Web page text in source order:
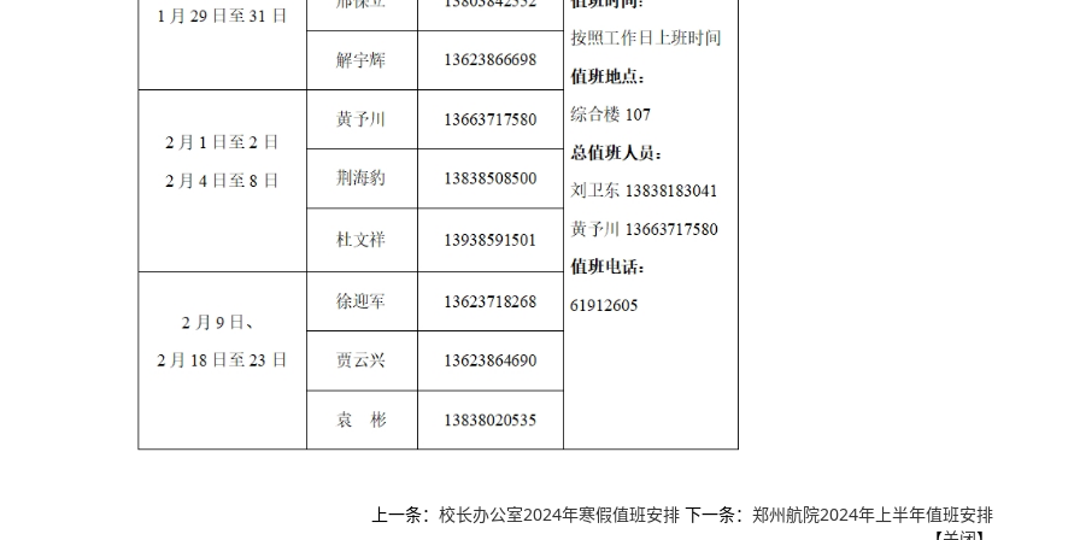
上一条： 校长办公室2024年寒假值班安排 下一条： 郑州航院2024年上半年值班安排